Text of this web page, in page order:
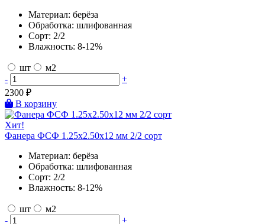
Материал: берёза
Обработка: шлифованная
Сорт: 2/2
Влажность: 8-12%
шт
м2
-
+
2300 ₽
В корзину
Хит!
Фанера ФСФ 1.25х2.50х12 мм 2/2 сорт
Материал: берёза
Обработка: шлифованная
Сорт: 2/2
Влажность: 8-12%
шт
м2
-
+